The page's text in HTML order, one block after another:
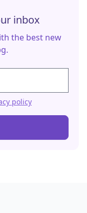
inbox
the best new
policy